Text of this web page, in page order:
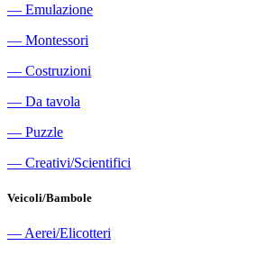
― Emulazione
― Montessori
― Costruzioni
― Da tavola
― Puzzle
― Creativi/Scientifici
Veicoli/Bambole
― Aerei/Elicotteri